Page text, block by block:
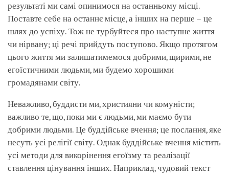
результаті ми самі опинимося на останньому місці.
Поставте себе на останнє місце, а інших на перше – це
шлях до успіху. Тож не турбуйтеся про наступне життя
чи нірвану; ці речі прийдуть поступово. Якщо протягом
цього життя ми залишатимемося добрими, щирими, не
егоїстичними людьми, ми будемо хорошими
громадянами світу.
Неважливо, буддисти ми, християни чи комуністи;
важливо те, що, поки ми є людьми, ми маємо бути
добрими людьми. Це буддійське вчення; це послання, яке
несуть усі релігії світу. Однак буддійське вчення містить
усі методи для викорінення егоїзму та реалізації
ставлення цінування інших. Наприклад, чудовий текст